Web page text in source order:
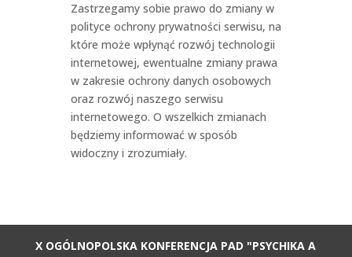
Zastrzegamy sobie prawo do zmiany w
polityce ochrony prywatności serwisu, na
które może wpłynąć rozwój technologii
internetowej, ewentualne zmiany prawa
w zakresie ochrony danych osobowych
oraz rozwój naszego serwisu
internetowego. O wszelkich zmianach
będziemy informować w sposób
widoczny i zrozumiały.
X OGÓLNOPOLSKA KONFERENCJA PAD "PSYCHIKA A